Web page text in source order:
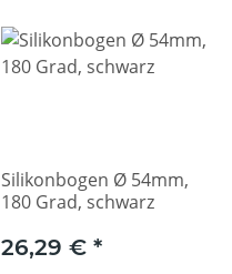
Silikonbogen Ø 54mm,
180 Grad, schwarz
26,29 € *